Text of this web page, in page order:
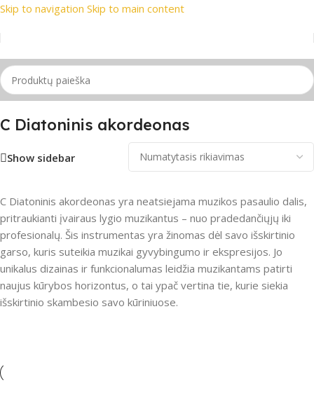
Skip to navigation Skip to main content
📦 Nemokamas
/Akordeonas/Diatoniniai akordeonai/C Diatoninis akordeonas
C Diatoninis akordeonas
Show sidebar
C Diatoninis akordeonas yra neatsiejama muzikos pasaulio dalis,
pritraukianti įvairaus lygio muzikantus – nuo pradedančiųjų iki
profesionalų. Šis instrumentas yra žinomas dėl savo išskirtinio
garso, kuris suteikia muzikai gyvybingumo ir ekspresijos. Jo
unikalus dizainas ir funkcionalumas leidžia muzikantams patirti
naujus kūrybos horizontus, o tai ypač vertina tie, kurie siekia
išskirtinio skambesio savo kūriniuose.